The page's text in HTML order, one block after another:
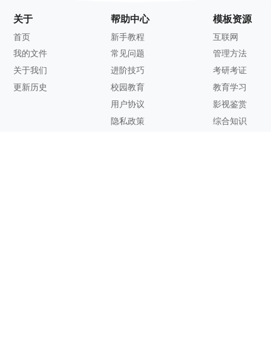
关于
首页
我的文件
关于我们
更新历史
帮助中心
新手教程
常见问题
进阶技巧
校园教育
用户协议
隐私政策
模板资源
互联网
管理方法
考研考证
教育学习
影视鉴赏
综合知识